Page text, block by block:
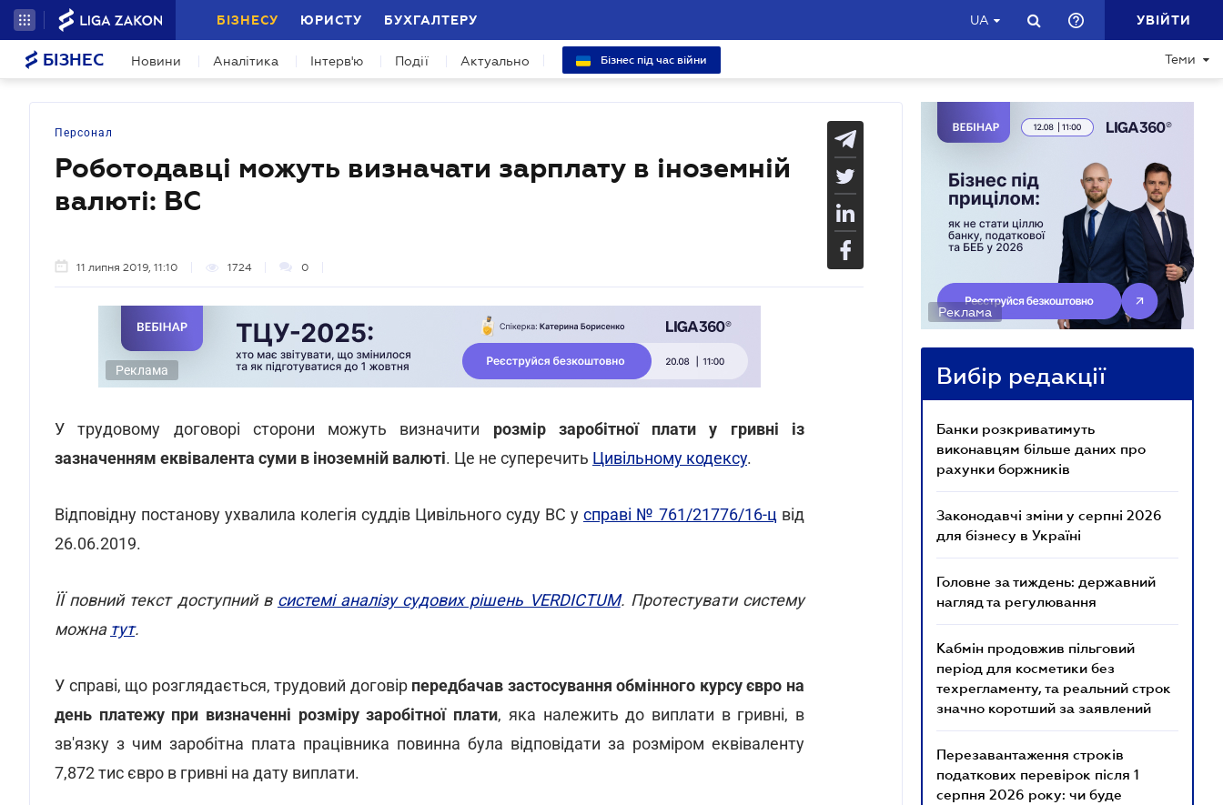
БІЗНЕСУ ЮРИСТУ БУХГАЛТЕРУ UA УВІЙТИ
БІЗНЕС Новини Аналітика Інтерв'ю Події Актуально Бізнес під час війни Теми
Персонал
Роботодавці можуть визначати зарплату в іноземній
валюті: ВС
11 липня 2019, 11:10 1724 0
Реклама
У трудовому договорі сторони можуть визначити розмір заробітної плати у гривні із
зазначенням еквівалента суми в іноземній валюті. Це не суперечить Цивільному кодексу.
Відповідну постанову ухвалила колегія суддів Цивільного суду ВС у справі № 761/21776/16-ц від
26.06.2019.
ЇЇ повний текст доступний в системі аналізу судових рішень VERDICTUM. Протестувати систему
можна тут.
У справі, що розглядається, трудовий договір передбачав застосування обмінного курсу євро на
день платежу при визначенні розміру заробітної плати, яка належить до виплати в гривні, в
зв'язку з чим заробітна плата працівника повинна була відповідати за розміром еквіваленту
7,872 тис євро в гривні на дату виплати.
Реклама
Вибір редакції
Банки розкриватимуть
виконавцям більше даних про
рахунки боржників
Законодавчі зміни у серпні 2026
для бізнесу в Україні
Головне за тиждень: державний
нагляд та регулювання
Кабмін продовжив пільговий
період для косметики без
техрегламенту, та реальний строк
значно коротший за заявлений
Перезавантаження строків
податкових перевірок після 1
серпня 2026 року: чи буде